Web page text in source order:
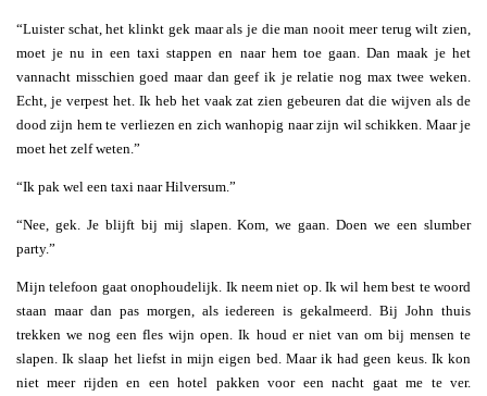
“Luister schat, het klinkt gek maar als je die man nooit meer terug wilt zien,
moet je nu in een taxi stappen en naar hem toe gaan. Dan maak je het
vannacht misschien goed maar dan geef ik je relatie nog max twee weken.
Echt, je verpest het. Ik heb het vaak zat zien gebeuren dat die wijven als de
dood zijn hem te verliezen en zich wanhopig naar zijn wil schikken. Maar je
moet het zelf weten.”
“Ik pak wel een taxi naar Hilversum.”
“Nee, gek. Je blijft bij mij slapen. Kom, we gaan. Doen we een slumber
party.”
Mijn telefoon gaat onophoudelijk. Ik neem niet op. Ik wil hem best te woord
staan maar dan pas morgen, als iedereen is gekalmeerd. Bij John thuis
trekken we nog een fles wijn open. Ik houd er niet van om bij mensen te
slapen. Ik slaap het liefst in mijn eigen bed. Maar ik had geen keus. Ik kon
niet meer rijden en een hotel pakken voor een nacht gaat me te ver.